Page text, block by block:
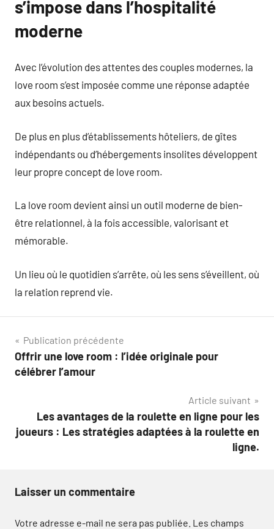
s’impose dans l’hospitalité
moderne
Avec l’évolution des attentes des couples modernes, la
love room s’est imposée comme une réponse adaptée
aux besoins actuels.
De plus en plus d’établissements hôteliers, de gîtes
indépendants ou d’hébergements insolites développent
leur propre concept de love room.
La love room devient ainsi un outil moderne de bien-
être relationnel, à la fois accessible, valorisant et
mémorable.
Un lieu où le quotidien s’arrête, où les sens s’éveillent, où
la relation reprend vie.
Navigation
de
Publication précédente
Offrir une love room : l’idée originale pour
célébrer l’amour
Article suivant
Les avantages de la roulette en ligne pour les
joueurs : Les stratégies adaptées à la roulette en
ligne.
Laisser un commentaire
Votre adresse e-mail ne sera pas publiée. Les champs